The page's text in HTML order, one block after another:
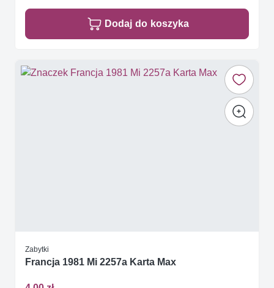
Dodaj do koszyka
Zabytki
Francja 1981 Mi 2257a Karta Max